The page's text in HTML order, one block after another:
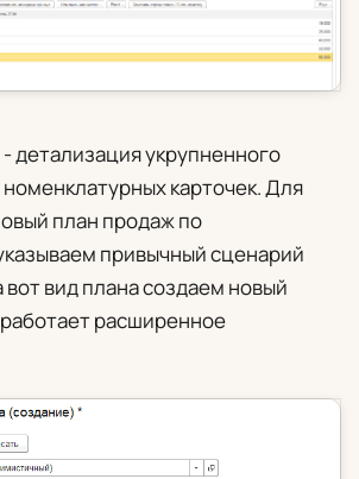
детализация укрупненного
карточек. Для
план продаж по
привычный сценарий
вид плана создаем новый
расширенное